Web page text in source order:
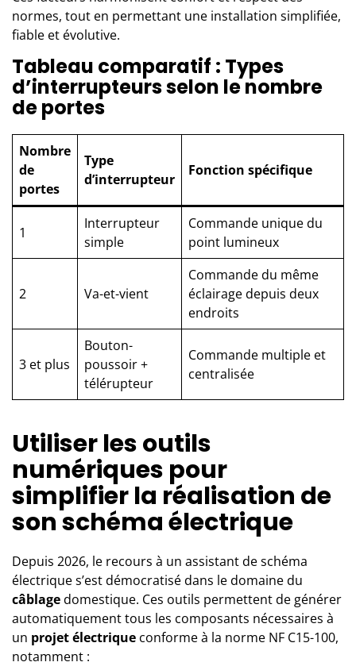
normes, tout en permettant une installation simplifiée,
fiable et évolutive.
Tableau comparatif : Types
d’interrupteurs selon le nombre
de portes
Nombre
de
portes
Type
d’interrupteur
Fonction spécifique
1
Interrupteur
simple
Commande unique du
point lumineux
2 Va-et-vient
Commande du même
éclairage depuis deux
endroits
3 et plus
Bouton-
poussoir +
télérupteur
Commande multiple et
centralisée
Utiliser les outils
numériques pour
simplifier la réalisation de
son schéma électrique
Depuis 2026, le recours à un assistant de schéma
électrique s’est démocratisé dans le domaine du
câblagedomestique. Ces outils permettent de générer
automatiquement tous les composants nécessaires à
un projet électrique conforme à la norme NF C15-100,
notamment :